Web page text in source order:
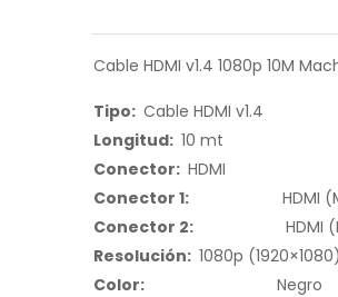
Cable HDMI v1.4 1080p 10M
Tipo: Cable HDMI v1.4
Longitud: 10 mt
Conector: HDMI
Conector 1: HDMI
Conector 2:
HDMI
Resolución: 1080p (1920×1080)
Color:
Negro